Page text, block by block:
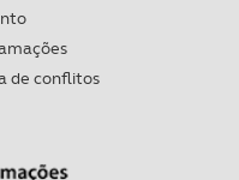
de conflitos